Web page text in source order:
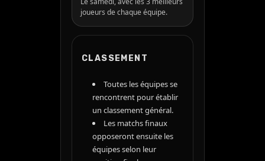
joueurs de chaque équipe.
CLASSEMENT
Toutes les équipes se
rencontrent pour établir
un classement général.
Les matchs finaux
opposeront ensuite les
équipes selon leur